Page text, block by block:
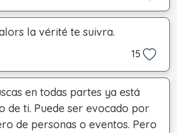
la vérité te suivra.
15
en todas partes ya está
de ti. Puede ser evocado por
de personas o eventos. Pero